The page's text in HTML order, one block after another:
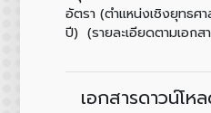
อัตรา (ตำแหน่งเชิงยุทธ
ปี) (รายละเอียดตามเอกส
เอกสารดาวน์โห